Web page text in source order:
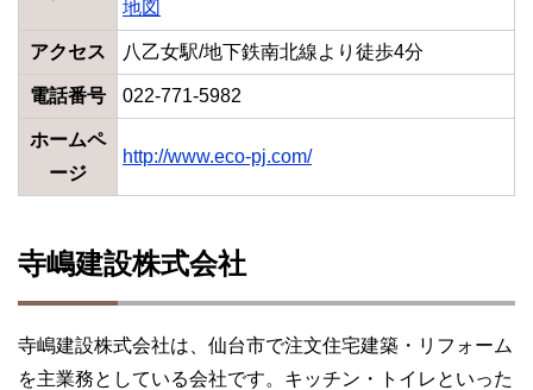
地図
アクセス 八乙女駅/地下鉄南北線より徒歩4分
電話番号 022-771-5982
ホームペ
ージ
http://www.eco-pj.com/
寺嶋建設株式会社
寺嶋建設株式会社は、仙台市で注文住宅建築・リフォーム
を主業務としている会社です。キッチン・トイレといった